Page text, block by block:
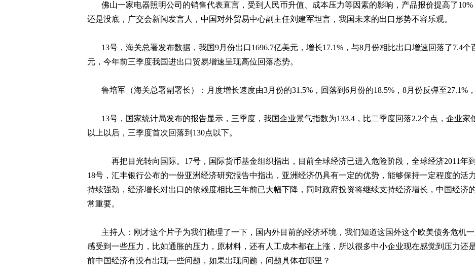
佛山一家电器照明公司的销售代表直言，受到人民币升值、成本压力等因素的影响，产品报价提高了10%
还是没底，广交会新闻发言人，中国对外贸易中心副主任刘建军坦言，我国未来的出口形势不容乐观。
13号，海关总署发布数据，我国9月份出口1696.7亿美元，增长17.1% ，与8月份相比出口增速回落了7.4个
元，今年前三季度我国进出口贸易增速呈现高位回落态势。
鲁培军（海关总署副署长）：月度增长速度由3月份的31.5% ，回落到 6月份的18.5% ， 8月份反弹至27.1% ，
13号，国家统计局发布的报告显示，三季度，我国企业景气指数为133.4 ，比二季度回落2.2个点，企业家
以上以后，三季度首次回落到 130点以下。
再把目光转向国际。 17号，国际货币基金组织指出，目前全球经济已进入危险阶段，全球经济2011年到
18号，汇丰银行公布的一份亚洲经济研究报告中指出，亚洲经济仍具有一定的优势，能够保持一定程度的活
持续强劲，经济增长对出口的依赖度相比三年前已大幅下降，同时政府投资将继续支持经济增长，中国经济
常重要。
主持人：刚才这个片子为我们梳理了一下，国内外目前的经济环境，我们知道这国外这个欧美债务危机
感受到一些压力，比如通胀的压力，原材料，还有人工成本都在上涨，所以很多中小企业现在感觉到压力还
前中国经济有没有出现一些问题，如果出现问题，问题具体在哪里？